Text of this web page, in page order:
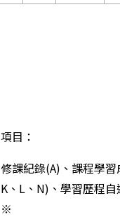
項目：
修課紀錄(A)、課程學
K、L、N)、學習歷程
※